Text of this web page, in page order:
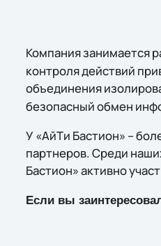
Компания занимается
контроля действий
объединения
безопасный обмен
У «АйТи Бастион» –
партнеров. Среди
Бастион» активно
Если вы